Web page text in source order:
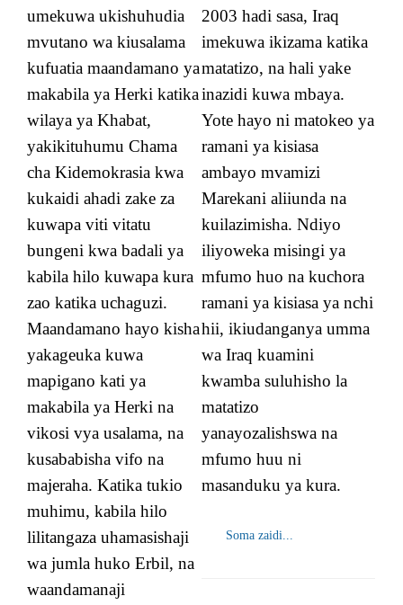
umekuwa ukishuhudia
mvutano wa kiusalama
kufuatia maandamano ya
makabila ya Herki katika
wilaya ya Khabat,
yakikituhumu Chama
cha Kidemokrasia kwa
kukaidi ahadi zake za
kuwapa viti vitatu
bungeni kwa badali ya
kabila hilo kuwapa kura
zao katika uchaguzi.
Maandamano hayo kisha
yakageuka kuwa
mapigano kati ya
makabila ya Herki na
vikosi vya usalama, na
kusababisha vifo na
majeraha. Katika tukio
muhimu, kabila hilo
lilitangaza uhamasishaji
wa jumla huko Erbil, na
waandamanaji
2003 hadi sasa, Iraq
imekuwa ikizama katika
matatizo, na hali yake
inazidi kuwa mbaya.
Yote hayo ni matokeo ya
ramani ya kisiasa
ambayo mvamizi
Marekani aliiunda na
kuilazimisha. Ndiyo
iliyoweka misingi ya
mfumo huo na kuchora
ramani ya kisiasa ya nchi
hii, ikiudanganya umma
wa Iraq kuamini
kwamba suluhisho la
matatizo
yanayozalishswa na
mfumo huu ni
masanduku ya kura.
Soma zaidi...